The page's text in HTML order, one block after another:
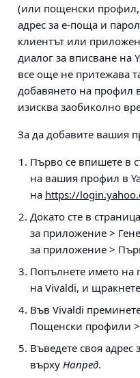
(или пощенски профил,
адрес за е-поща и
клиентът или
диалог за вписване на
все още не притежава
добавянето на профил
изисква заобиколно
За да добавите вашия
Първо се впишете в
на вашия профил в
на https://
Докато сте в
за приложение >
за приложение >
Попълнете името на
на Vivaldi, и
Във Vivaldi
Пощенски профили >
Въведете своя
върху Напред.